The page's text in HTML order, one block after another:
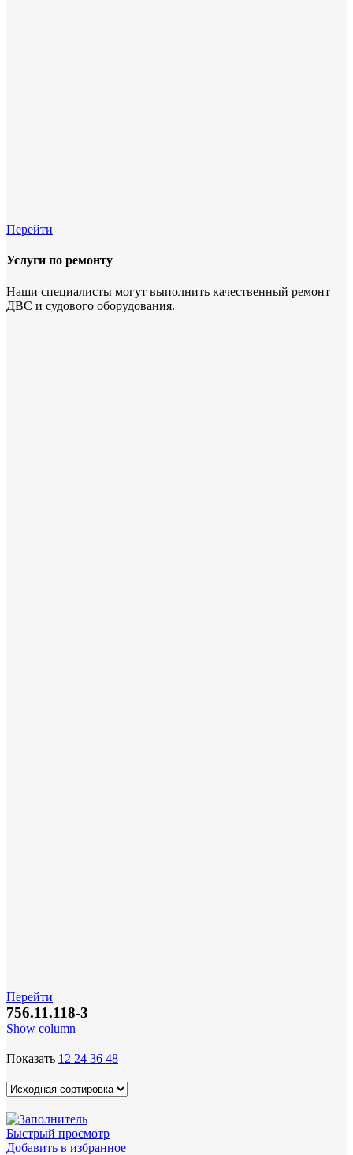
Перейти
Услуги по ремонту
Наши специалисты могут выполнить качественный ремонт
ДВС и судового оборудования.
Перейти
756.11.118-3
Show column
Показать 12 24 36 48
Быстрый просмотр
Добавить в избранное